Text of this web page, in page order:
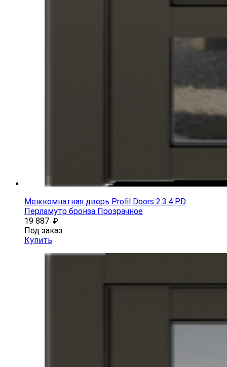
Межкомнатная дверь Profil Doors 2.3.4 PD
Перламутр бронза Прозрачное
19 887 ₽
Под заказ
Купить